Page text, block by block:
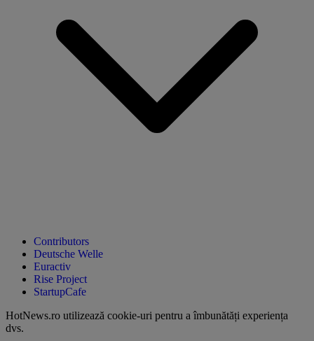
Contributors
Deutsche Welle
Euractiv
Rise Project
StartupCafe
HotNews.ro utilizează cookie-uri pentru a îmbunătăți experiența
dvs.